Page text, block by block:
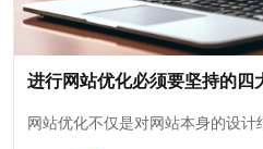
进行网站优化必须要坚持的四